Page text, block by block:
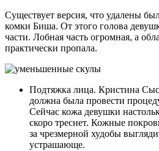
Существует версия, что удалены
комки Биша. От этого голова
части. Лобная часть огромная, а
практически пропала.
Подтяжка лица. Кристина
должна была провести
Сейчас кожа девушки
скоро треснет. Кожные
за чрезмерной худобы
устрашающе.